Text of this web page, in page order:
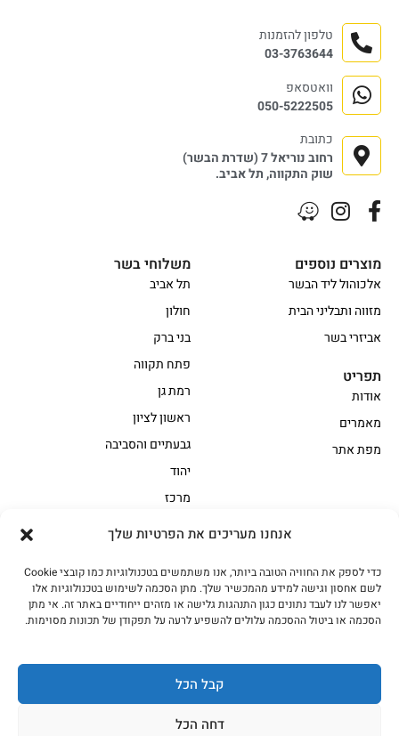
אנחנו מעריכים את הפרטיות שלך
כדי לספק את החוויה הטובה ביותר, אנו משתמשים בטכנולוגיות כמו קובצי Cookie
לשם אחסון וגישה למידע מהמכשיר שלך. מתן הסכמה לשימוש בטכנולוגיות אלו
יאפשר לנו לעבד נתונים כגון התנהגות גלישה או מזהים ייחודיים באתר זה. אי מתן
הסכמה או ביטול ההסכמה עלולים להשפיע לרעה על תפקודן של תכונות מסוימות.
קבל הכל
דחה הכל
אווז
בשר בקר משובח
בשר בקר עגלה משובח
בשר למעשנת
הודו
חלקים אחוריים
מיוחדי מסורת1
נתחי פנים
עוף
משלוחי בשר
תל אביב
חולון
בני ברק
פתח תקווה
רמת גן
ראשון לציון
גבעתיים והסביבה
יהוד
מרכז
מוצרים נוספים
אלכוהול ליד הבשר
מזווה ותבליני הבית
אביזרי בשר
תפריט
אודות
מאמרים
מפת אתר
טלפון להזמנות
03-3763644
וואטסאפ
050-5222505
כתובת
רחוב נוריאל 7 (שדרת הבשר)
שוק התקווה, תל אביב.